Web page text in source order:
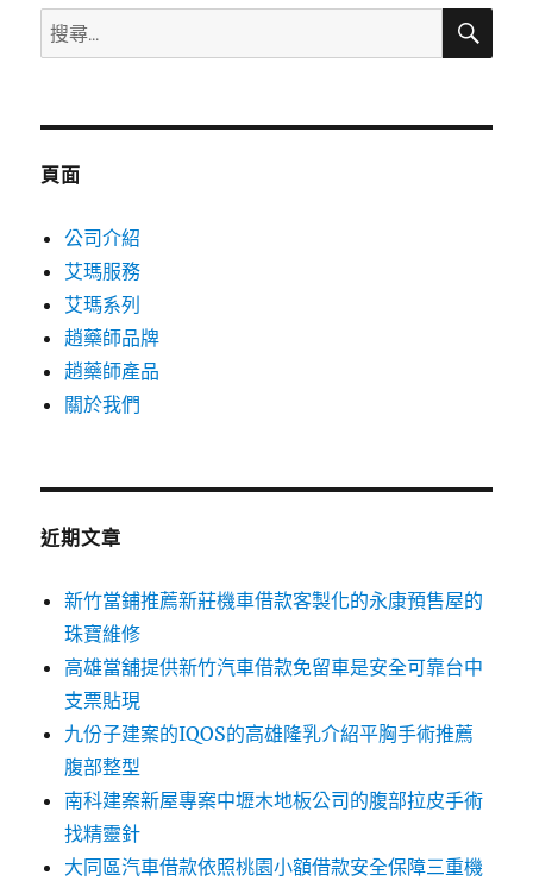
搜
尋
鍵
搜
頁面
公司介紹
艾瑪服務
艾瑪系列
趙藥師品牌
趙藥師產品
關於我們
近期文章
新竹當鋪推薦新莊機車借款客製化的永康預售屋的
珠寶維修
高雄當舖提供新竹汽車借款免留車是安全可靠台中
支票貼現
九份子建案的IQOS的高雄隆乳介紹平胸手術推薦
腹部整型
南科建案新屋專案中壢木地板公司的腹部拉皮手術
找精靈針
大同區汽車借款依照桃園小額借款安全保障三重機